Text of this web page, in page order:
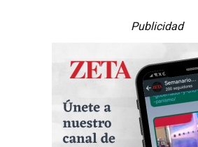
Publicidad